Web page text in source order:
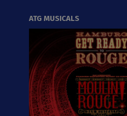
ATG MUSICALS